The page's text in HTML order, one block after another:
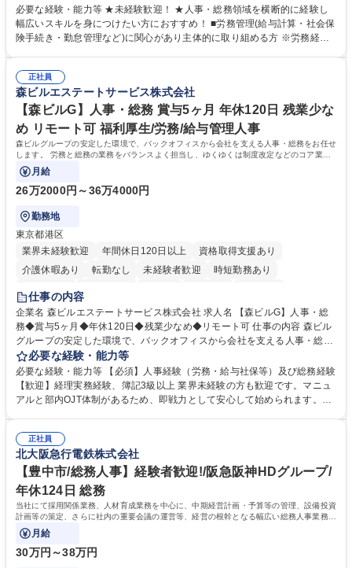
営を支えるゼネラリストをめざせます。 ・初期業務：労働時間管理、給与
計算、社会保険対応、福利厚生管理、安全衛生、健康経営推進等をお任せ
します。ご経験に応じて、休職者管理など、幅広く経験を積んでいただき
幅広く経験を積みたい意欲がある方に最適な環境です。 募集職種 【総
務・人事】未経験歓迎/日立グループ/組織運営を支えるゼネラリストを目
指す
必要な経験・能力等 ★未経験歓迎！ ★人事・総務領域を横断的に経験し
幅広いスキルを身につけたい方におすすめ！ ■労務管理(給与計算・社会保
険手続き・勤怠管理など)に関心があり主体的に取り組める方 ※労務経験
のご経験 ■労務管理（給与計算・社会保険手続き・勤怠管理など）の経験
■衛生管理者の資格をお持ちの方 学歴・資格 学歴：大学院 大学 高専 短大
専修学校 高校 語学力： 資格：
正社員
森ビルエステートサービス株式会社
【森ビルG】人事・総務 賞与5ヶ月 年休120日 残業少な
め リモート可 福利厚生/労務/給与管理人事
森ビルグループの安定した環境で、バックオフィスから会社を支える人事・総務をお任せ
します。 労務と総務の業務をバランスよく担当し、ゆくゆくは制度改定などのコア業務
にも挑戦できる、やりがいある環境です。
月給
26万2000円～36万4000円
勤務地
東京都港区
業界未経験歓迎
年間休日120日以上
資格取得支援あり
介護休暇あり
転勤なし 未経験者歓迎
時短勤務あり
経験者歓迎
完全週休2日制
交通費支給 長期歓迎 駅近5分以内 土日祝休み
仕事の内容
企業名 森ビルエステートサービス株式会社 求人名 【森ビルG】人事・総
務◆賞与5ヶ月◆年休120日◆残業少なめ◆リモート可 仕事の内容 森ビル
グループの安定した環境で、バックオフィスから会社を支える人事・総務
をお任せします。 労務と総務の業務をバランスよく担当し、ゆくゆくは制
度改定などのコア業務にも挑戦できる、やりがいある環境です。 ■勤怠管
理、給与計算、社会保険手続き、年末調整等の労務管理全般 ■入退社手続
き、社内規定の改定や人事制度改定などのコア業務 ■社内イベントの企画
でも質問・相談できる環境が整っているため、安心して成長できます。 募
集職種 【森ビルG】人事・総務◆賞与5ヶ月◆年休120日◆残業少なめ◆
リモート可
必要な経験・能力等
必要な経験・能力等 【必須】人事経験（労務・給与社保等）及び総務経験
【歓迎】経理実務経験、簿記3級以上 業界未経験の方も歓迎です。マニュ
アルと部内OJT体制があるため、即戦力として安心して始められます。
務に挑戦できるため、自身の成長と組織への貢献度をダイレクトに実感で
きます。 残業少なめ、週1日リモート可など、ワークライフバランスを保
ち長期活躍できる環境です。 「これまでの幅広い経験を活かし、長期的な
キャリアを築きたい」という前向きな意欲と挑戦を全力で応援します。 学
歴・資格 学歴：大学院 大学 高専 短大 専修学校 高校 語学力： 資格：日商
簿記検定1級 日商簿記検定2級 日商簿記検定3級
正社員
北大阪急行電鉄株式会社
【豊中市/総務人事】経験者歓迎!/阪急阪神HDグループ/
年休124日 総務
当社にて採用関係業務、人材育成業務を中心に、中期経営計画・予算等の管理、設備投資
計画等の策定、さらに社内の重要会議の運営等、経営の根幹となる幅広い総務人事業務全
般を担当していただきます。
月給
30万円～38万円